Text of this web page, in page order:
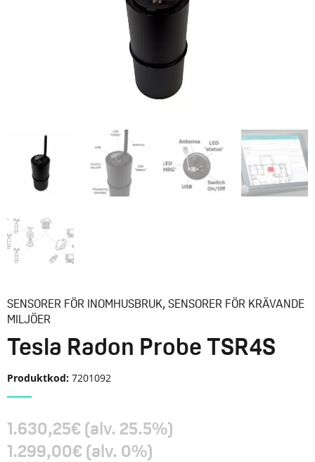
SENSORER FÖR INOMHUSBRUK, SENSORER FÖR KRÄVANDE
MILJÖER
Tesla Radon Probe TSR4S
Produktkod: 7201092
1.630,25€ (alv. 25.5%)
1.299,00€ (alv. 0%)